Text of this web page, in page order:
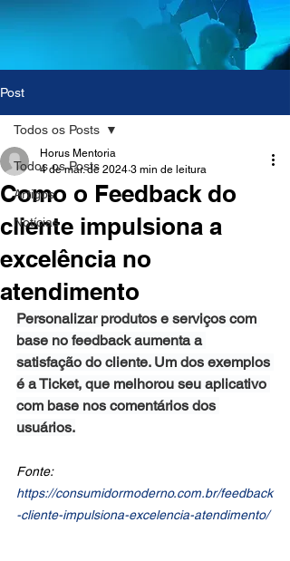
Post
Todos os Posts
Artigos
Notícias
Todos os Posts
Como o Feedback do
cliente impulsiona a
excelência no
atendimento
Horus Mentoria
4 de mar. de 2024 3 min de leitura
Personalizar produtos e serviços com
base no feedback aumenta a
satisfação do cliente. Um dos exemplos
é a Ticket, que melhorou seu aplicativo
com base nos comentários dos
usuários.
Fonte:
https://consumidormoderno.com.br/feedback
-cliente-impulsiona-excelencia-atendimento/